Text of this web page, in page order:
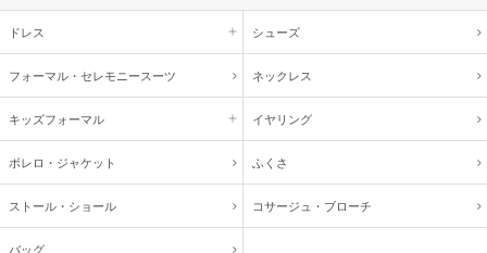
ドレス シューズ
フォーマル・ セレモニースーツ ネックレス
キッズフォーマル イヤリング
ボレロ・ジャケット ふくさ
ストール・ショール コサージュ・ ブローチ
バッグ